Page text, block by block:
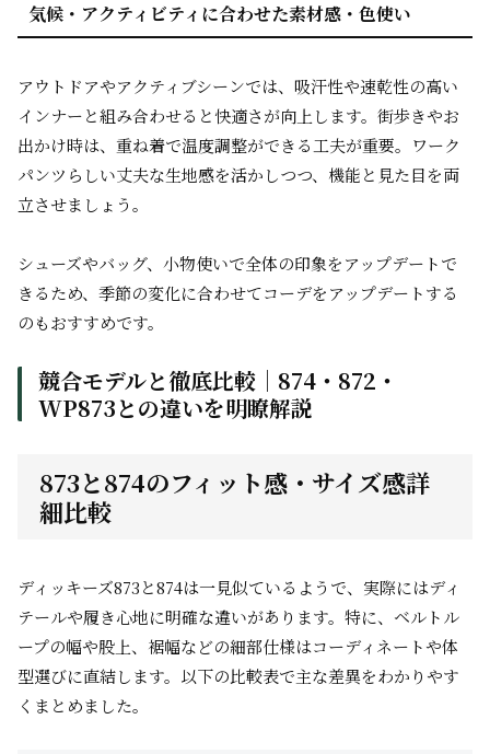
気候・アクティビティに合わせた素材感・色使い
アウトドアやアクティブシーンでは、吸汗性や速乾性の高い
インナーと組み合わせると快適さが向上します。街歩きやお
出かけ時は、重ね着で温度調整ができる工夫が重要。ワーク
パンツらしい丈夫な生地感を活かしつつ、機能と見た目を両
立させましょう。
シューズやバッグ、小物使いで全体の印象をアップデートで
きるため、季節の変化に合わせてコーデをアップデートする
のもおすすめです。
競合モデルと徹底比較｜874・872・
WP873との違いを明瞭解説
873と874のフィット感・サイズ感詳
細比較
ディッキーズ873と874は一見似ているようで、実際にはディ
テールや履き心地に明確な違いがあります。特に、 ベルトル
ープの幅や股上、 裾幅などの細部仕様はコーディネートや体
型選びに直結します。以下の比較表で主な差異をわかりやす
くまとめました。